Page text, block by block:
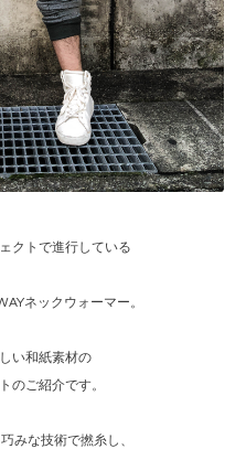
クトで進行している
ネックウォーマー。
い和紙素材の
のご紹介です。
みな技術で撚糸し、